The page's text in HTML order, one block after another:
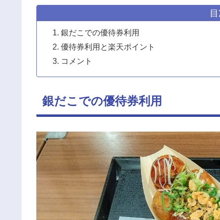
銀だこでの優待券利用
優待券利用と楽天ポイント
コメント
銀だこでの優待券利用